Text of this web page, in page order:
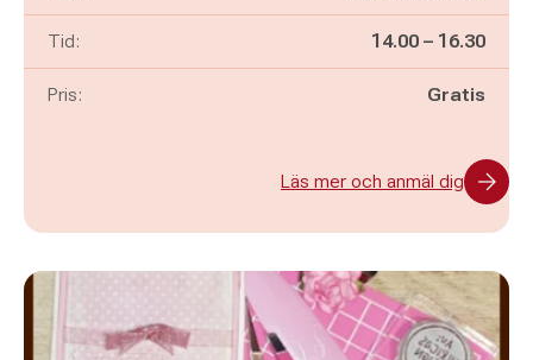
Tid: Pågår mellan
14.00 – och
16.30
Pris: Gratis
Läs mer och anmäl dig